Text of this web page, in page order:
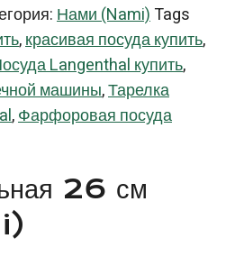
Нами (Nami)Tags
,красивая посуда купить,
Langenthal купить,
машины,Тарелка
,Фарфоровая посуда
26 см